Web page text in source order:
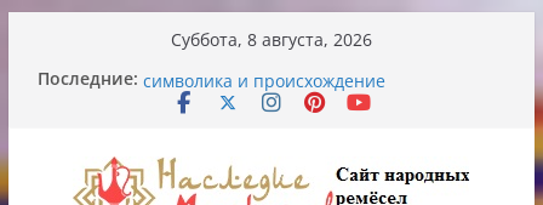
содержимому
Суббота, 8 августа, 2026
Последние: Узбекские традиционные узоры:
символика и происхождение
Опасная диета Алины Загитовой
От знахарей до университетских клиник